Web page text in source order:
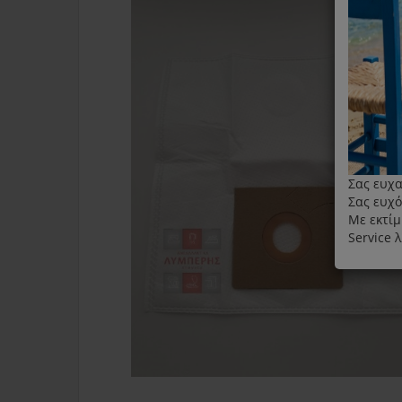
Σας
Σας
Με
Service